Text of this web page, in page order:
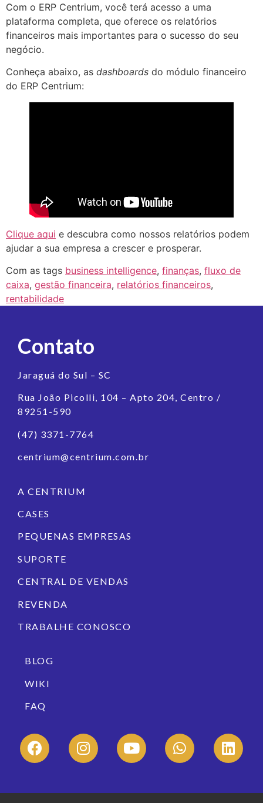
Com o ERP Centrium, você terá acesso a uma
plataforma completa, que oferece os relatórios
financeiros mais importantes para o sucesso do seu
negócio.
Conheça abaixo, as dashboards do módulo financeiro
do ERP Centrium:
Clique aqui e descubra como nossos relatórios podem
ajudar a sua empresa a crescer e prosperar.
Com as tags business intelligence, finanças, fluxo de
caixa, gestão financeira, relatórios financeiros,
rentabilidade
Contato
Jaraguá do Sul – SC
Rua João Picolli, 104 – Apto 204, Centro /
89251-590
(47) 3371-7764
centrium@centrium.com.br
A CENTRIUM
CASES
PEQUENAS EMPRESAS
SUPORTE
CENTRAL DE VENDAS
REVENDA
TRABALHE CONOSCO
BLOG
WIKI
FAQ